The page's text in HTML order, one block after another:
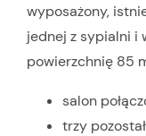
wyposażony,
jednej z sypialni i
powierzchnię 85
salon
trzy